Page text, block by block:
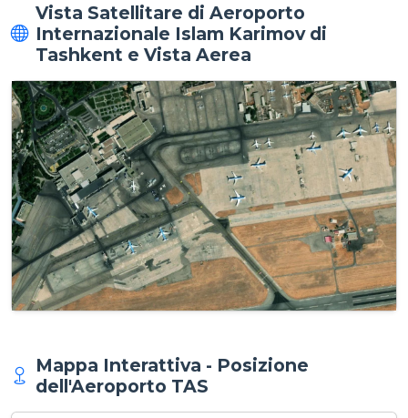
Vista Satellitare di Aeroporto
Internazionale Islam Karimov di
Tashkent e Vista Aerea
Mappa Interattiva - Posizione
dell'Aeroporto TAS